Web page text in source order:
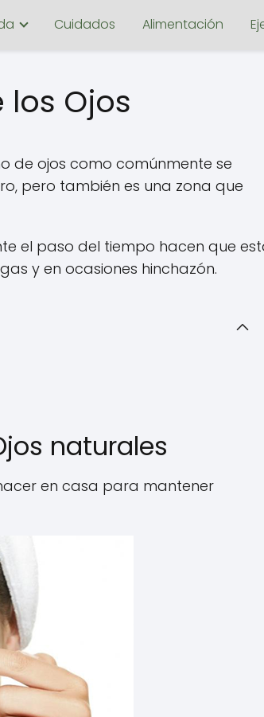
Cuidados Alimentación
Ojos
de ojos como comúnmente se
pero también es una zona que
el paso del tiempo hacen que
y en ocasiones hinchazón.
naturales
en casa para mantener